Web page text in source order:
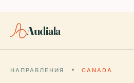
Audiala
НАПРАВЛЕНИЯ CANADA